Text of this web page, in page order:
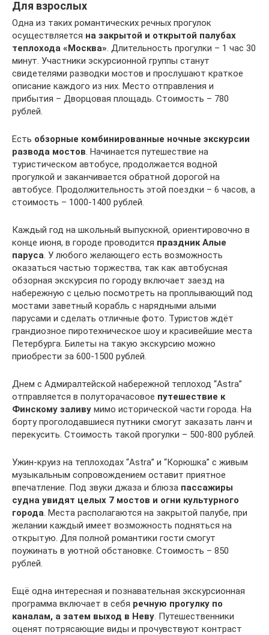
Для взрослых
Одна из таких романтических речных прогулок
осуществляется на закрытой и открытой палубах
теплохода «Москва» . Длительность прогулки – 1 час 30
минут. Участники эскурсионной группы станут
свидетелями разводки мостов и прослушают краткое
описание каждого из них. Место отправления и
прибытия – Дворцовая площадь. Стоимость – 780
рублей.
Есть обзорные комбинированные ночные экскурсии
развода мостов . Начинается путешествие на
туристическом автобусе, продолжается водной
прогулкой и заканчивается обратной дорогой на
автобусе. Продолжительность этой поездки – 6 часов, а
стоимость – 1000-1400 рублей.
Каждый год на школьный выпускной, ориентировочно в
конце июня, в городе проводится праздник Алые
паруса . У любого желающего есть возможность
оказаться частью торжества, так как автобусная
обзорная экскурсия по городу включает заезд на
набережную с целью посмотреть на проплывающий под
мостами заветный корабль с нарядными алыми
парусами и сделать отличные фото. Туристов ждёт
грандиозное пиротехническое шоу и красивейшие места
Петербурга. Билеты на такую экскурсию можно
приобрести за 600-1500 рублей.
Днем с Адмиралтейской набережной теплоход “Astra”
отправляется в полуторачасовое путешествие к
Финскому заливу мимо исторической части города. На
борту проголодавшиеся путники смогут заказать ланч и
перекусить. Стоимость такой прогулки – 500-800 рублей.
Ужин-круиз на теплоходах “Astra” и “Корюшка” с живым
музыкальным сопровождением оставит приятное
впечатление. Под звуки джаза и блюза пассажиры
судна увидят целых 7 мостов и огни культурного
города . Места располагаются на закрытой палубе, при
желании каждый имеет возможность подняться на
открытую. Для полной романтики гости смогут
поужинать в уютной обстановке. Стоимость – 850
рублей.
Ещё одна интересная и познавательная экскурсионная
программа включает в себя речную прогулку по
каналам, а затем выход в Неву . Путешественники
оценят потрясающие виды и прочувствуют контраст